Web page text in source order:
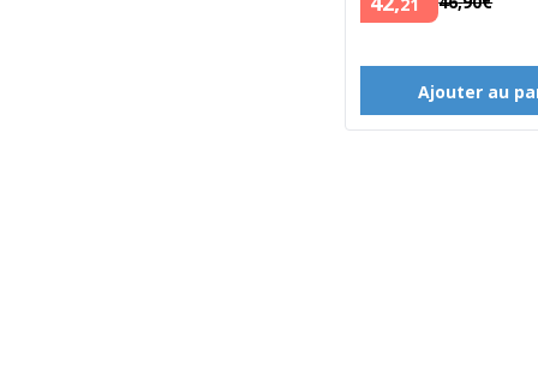
Ajouter au